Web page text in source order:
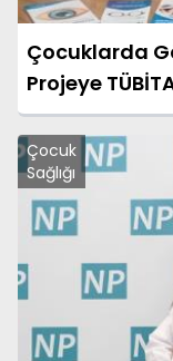
Çocuklarda
Projeye
Çocuk
Sağlığı